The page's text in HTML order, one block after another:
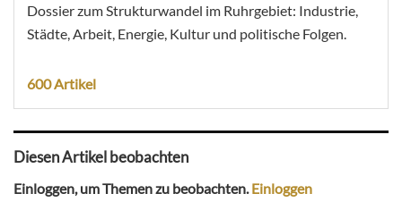
Dossier zum Strukturwandel im Ruhrgebiet: Industrie,
Städte, Arbeit, Energie, Kultur und politische Folgen.
600 Artikel
Diesen Artikel beobachten
Einloggen, um Themen zu beobachten.Einloggen